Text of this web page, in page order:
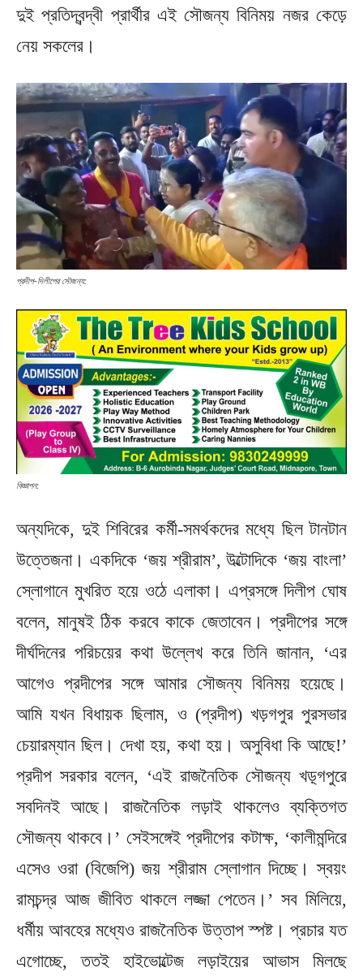
দুই প্রতিদ্বন্দ্বী প্রার্থীর এই সৌজন্য বিনিময় নজর কেড়ে
নেয় সকলের।
প্রদীপ-দিলীপের সৌজন্য:
বিজ্ঞাপন:
অন্যদিকে, দুই শিবিরের কর্মী-সমর্থকদের মধ্যে ছিল টানটান
উত্তেজনা। একদিকে ‘জয় শ্রীরাম’, উল্টোদিকে ‘জয় বাংলা’
স্লোগানে মুখরিত হয়ে ওঠে এলাকা। এপ্রসঙ্গে দিলীপ ঘোষ
বলেন, মানুষই ঠিক করবে কাকে জেতাবেন। প্রদীপের সঙ্গে
দীর্ঘদিনের পরিচয়ের কথা উল্লেখ করে তিনি জানান, ‘এর
আগেও প্রদীপের সঙ্গে আমার সৌজন্য বিনিময় হয়েছে।
আমি যখন বিধায়ক ছিলাম, ও (প্রদীপ) খড়গপুর পুরসভার
চেয়ারম্যান ছিল। দেখা হয়, কথা হয়। অসুবিধা কি আছে!’
প্রদীপ সরকার বলেন, ‘এই রাজনৈতিক সৌজন্য খড়্গপুরে
সবদিনই আছে। রাজনৈতিক লড়াই থাকলেও ব্যক্তিগত
সৌজন্য থাকবে।’ সেইসঙ্গেই প্রদীপের কটাক্ষ, ‘কালীমন্দিরে
এসেও ওরা (বিজেপি) জয় শ্রীরাম স্লোগান দিচ্ছে। স্বয়ং
রামচন্দ্র আজ জীবিত থাকলে লজ্জা পেতেন।’ সব মিলিয়ে,
ধর্মীয় আবহের মধ্যেও রাজনৈতিক উত্তাপ স্পষ্ট। প্রচার যত
এগোচ্ছে, ততই হাইভোল্টেজ লড়াইয়ের আভাস মিলছে